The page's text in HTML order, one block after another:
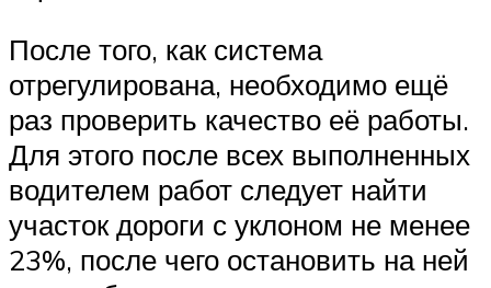
После того, как система
отрегулирована, необходимо ещё
раз проверить качество её работы.
Для этого после всех выполненных
водителем работ следует найти
участок дороги с уклоном не менее
23%, после чего остановить на ней